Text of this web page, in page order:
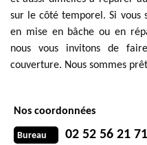
sur le côté temporel. Si vous
en mise en bâche ou en
nous vous invitons de
couverture. Nous sommes
Nos coordonnées
Bureau 02 52 56 21 71